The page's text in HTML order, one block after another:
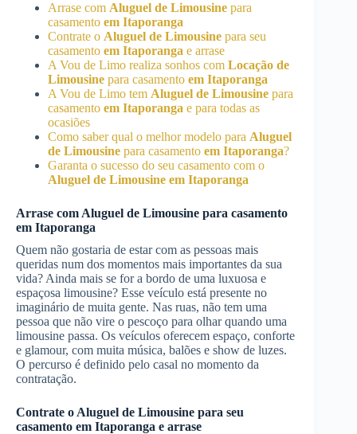
Arrase com Aluguel de Limousine para
casamento em Itaporanga
Contrate o Aluguel de Limousine para seu
casamento em Itaporanga e arrase
A Vou de Limo realiza sonhos com Locação de
Limousine para casamento em Itaporanga
A Vou de Limo tem Aluguel de Limousine para
casamento em Itaporanga e para todas as
ocasiões
Como saber qual o melhor modelo para Aluguel
de Limousine para casamento em Itaporanga?
Garanta o sucesso do seu casamento com o
Aluguel de Limousine em Itaporanga
Arrase com Aluguel de Limousine para casamento
em Itaporanga
Quem não gostaria de estar com as pessoas mais
queridas num dos momentos mais importantes da sua
vida? Ainda mais se for a bordo de uma luxuosa e
espaçosa limousine? Esse veículo está presente no
imaginário de muita gente. Nas ruas, não tem uma
pessoa que não vire o pescoço para olhar quando uma
limousine passa. Os veículos oferecem espaço, conforte
e glamour, com muita música, balões e show de luzes.
O percurso é definido pelo casal no momento da
contratação.
Contrate o Aluguel de Limousine para seu
casamento em Itaporanga e arrase